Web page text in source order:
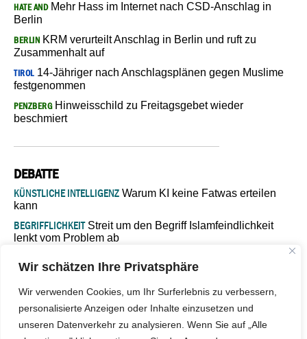
Wir schätzen Ihre Privatsphäre
Wir verwenden Cookies, um Ihr Surferlebnis zu verbessern,
personalisierte Anzeigen oder Inhalte einzusetzen und
unseren Datenverkehr zu analysieren. Wenn Sie auf „Alle
HATE ANDMehr Hass im Internet nach CSD-Anschlag in
Berlin
BERLIN KRM verurteilt Anschlag in Berlin und ruft zu
Zusammenhalt auf
TIROL14-Jähriger nach Anschlagsplänen gegen Muslime
festgenommen
PENZBERGHinweisschild zu Freitagsgebet wieder
beschmiert
DEBATTE
KÜNSTLICHE INTELLIGENZ Warum KI keine Fatwas erteilen
kann
BEGRIFFLICHKEITStreit um den Begriff Islamfeindlichkeit
lenkt vom Problem ab
Verantwortung bleibt“
ISLAMISCHE FAKULTÄT IN MÜNSTEREine kritische Schwelle für
die deutsche Religionspolitik
GASTBEITRAGWarum die muslimische Welt eine neue